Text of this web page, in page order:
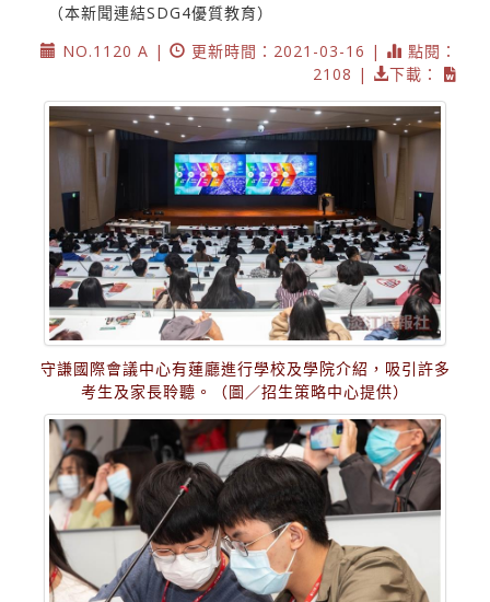
（本新聞連結SDG4優質教育）
NO.1120 A |
更新時間：2021-03-16 |
點閱：
2108 |
下載：
守謙國際會議中心有蓮廳進行學校及學院介紹，吸引許多
考生及家長聆聽。（圖／招生策略中心提供）